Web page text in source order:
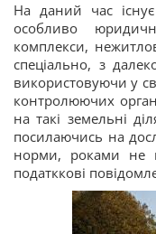
На даний час
особливо
комплекси,
спеціально, з
використовуючи у
контролюючих
на такі земельні
посилаючись на
норми, роками не
податккові